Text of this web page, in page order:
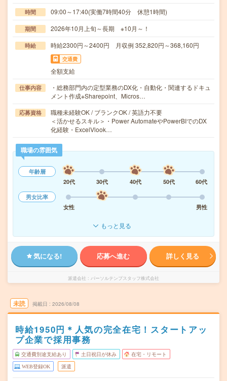
時間 09:00～17:40(実働7時間40分 休憩1時間)
期間 2026年10月上旬～長期 ※10月～！
時給 時給2300円～2400円 月収例 352,820円～368,160円
交通費
全額支給
仕事内容
・総務部門内の定型業務のDX化・自動化・関連するドキュ
メント作成※Sharepoint、Micros…
応募資格
職種未経験OK / ブランクOK / 英語力不要
＜活かせるスキル＞・Power AutomateやPowerBIでのDX
化経験・ExcelVlook…
職場の雰囲気
年齢層
20代
30代 40代 50代
60代
男女比率
女性
男性
もっと見る
気になる! 応募へ進む 詳しく見る
派遣会社 パーソルテンプスタッフ株式会社
未読 掲載日 2026/08/08
時給1950円＊人気の完全在宅！スタートアッ
プ企業で採用事務
交通費別途支給あり 土日祝日が休み 在宅・リモート
WEB登録OK 派遣